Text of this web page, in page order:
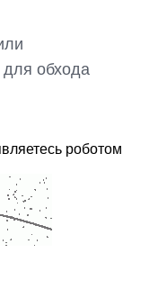
обхода
роботом